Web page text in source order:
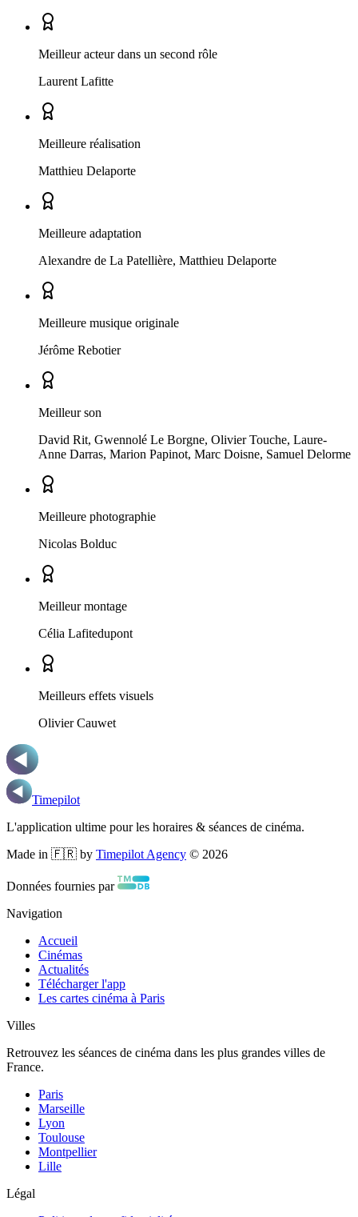
Meilleur acteur dans un second rôle
Laurent Lafitte
Meilleure réalisation
Matthieu Delaporte
Meilleure adaptation
Alexandre de La Patellière, Matthieu Delaporte
Meilleure musique originale
Jérôme Rebotier
Meilleur son
David Rit, Gwennolé Le Borgne, Olivier Touche, Laure-
Anne Darras, Marion Papinot, Marc Doisne, Samuel Delorme
Meilleure photographie
Nicolas Bolduc
Meilleur montage
Célia Lafitedupont
Meilleurs effets visuels
Olivier Cauwet
Timepilot
L'application ultime pour les horaires & séances de cinéma.
Made in 🇫🇷 by Timepilot Agency © 2026
Données fournies par
Navigation
Accueil
Cinémas
Actualités
Télécharger l'app
Les cartes cinéma à Paris
Villes
Retrouvez les séances de cinéma dans les plus grandes villes de
France.
Paris
Marseille
Lyon
Toulouse
Montpellier
Lille
Légal